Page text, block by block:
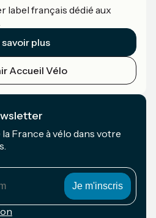
label français dédié aux
savoir plus
Accueil Vélo
la France à vélo dans votre